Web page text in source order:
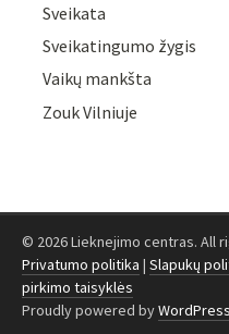
Sveikata
Sveikatingumo žygis
Vaikų mankšta
Zouk Vilniuje
© 2026 Lieknejimo centras. All
Privatumo politika | Slapukų
pirkimo taisyklės
Proudly powered byWordPress